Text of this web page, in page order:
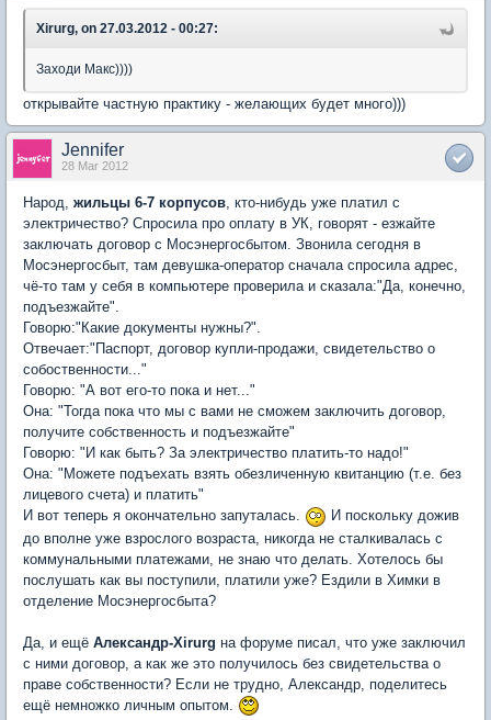
Xirurg, on 27.03.2012 - 00:27:
Заходи Макс))))
открывайте частную практику - желающих будет много)))
Jennifer
28 Mar 2012
Народ, жильцы 6-7 корпусов, кто-нибудь уже платил с
электричество? Спросила про оплату в УК, говорят - езжайте
заключать договор с Мосэнергосбытом. Звонила сегодня в
Мосэнергосбыт, там девушка-оператор сначала спросила адрес,
чё-то там у себя в компьютере проверила и сказала:"Да, конечно,
подъезжайте".
Говорю:"Какие документы нужны?".
Отвечает:"Паспорт, договор купли-продажи, свидетельство о
собоственности..."
Говорю: "А вот его-то пока и нет..."
Она: "Тогда пока что мы с вами не сможем заключить договор,
получите собственность и подъезжайте"
Говорю: "И как быть? За электричество платить-то надо!"
Она: "Можете подъехать взять обезличенную квитанцию (т.е. без
лицевого счета) и платить"
И вот теперь я окончательно запуталась.
И поскольку дожив
до вполне уже взрослого возраста, никогда не сталкивалась с
коммунальными платежами, не знаю что делать. Хотелось бы
послушать как вы поступили, платили уже? Ездили в Химки в
отделение Мосэнергосбыта?
Да, и ещё Александр-Xirurg на форуме писал, что уже заключил
с ними договор, а как же это получилось без свидетельства о
праве собственности? Если не трудно, Александр, поделитесь
ещё немножко личным опытом.